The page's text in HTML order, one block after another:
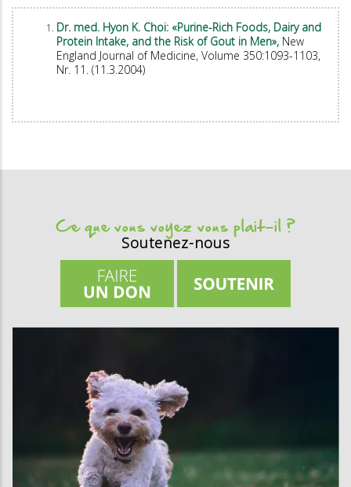
Dr. med. Hyon K. Choi: «Purine-Rich Foods, Dairy and
Protein Intake, and the Risk of Gout in Men», New
England Journal of Medicine, Volume 350:1093-1103,
Nr. 11. (11.3.2004)
Ce que vous voyez vous plait-il ?
Soutenez-nous